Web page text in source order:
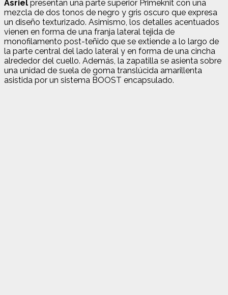
Asriel presentan una parte superior Primeknit con una
mezcla de dos tonos de negro y gris oscuro que expresa
un diseño texturizado. Asimismo, los detalles acentuados
vienen en forma de una franja lateral tejida de
monofilamento post-teñido que se extiende a lo largo de
la parte central del lado lateral y en forma de una cincha
alrededor del cuello. Además, la zapatilla se asienta sobre
una unidad de suela de goma translúcida amarillenta
asistida por un sistema BOOST encapsulado.